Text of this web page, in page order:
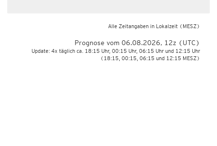
Alle Zeitangaben in Lokalzeit (MESZ)
Prognose vom 06.08.2026, 12z (UTC)
Update: 4x täglich ca. 18:15 Uhr, 00:15 Uhr, 06:15 Uhr und 12:15 Uhr
(18:15, 00:15, 06:15 und 12:15 MESZ)